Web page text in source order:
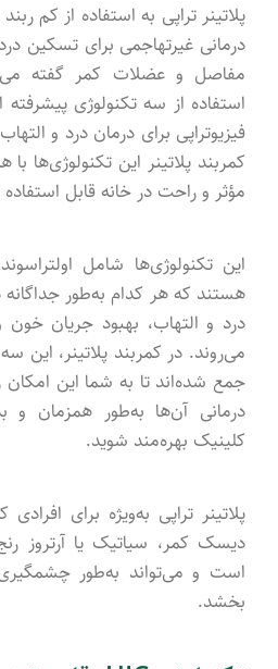
پلاتینر تراپی به استفاده از کم
درمانی غیرتهاجمی برای تسکین
مفاصل و عضلات کمر گفته
استفاده از سه تکنولوژی
فیزیوتراپی برای درمان درد و
کمربند پلاتینر این تکنولوژی‌ها
مؤثر و راحت در خانه قابل
این تکنولوژی‌ها شامل
هستند که هر کدام به‌طور جداگانه
درد و التهاب، بهبود جریان
می‌روند. در کمربند پلاتینر، این
جمع شده‌اند تا به شما این امکان
درمانی آن‌ها به‌طور همزمان و
کلینیک بهره‌مند شوید.
پلاتینر تراپی به‌ویژه برای
دیسک کمر، سیاتیک یا آرتروز
است و می‌تواند به‌طور
بخشد.